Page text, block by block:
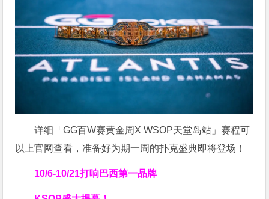
详细「GG百W赛黄金周X WSOP天堂岛站」赛程可
以上官网查看，准备好为期一周的扑克盛典即将登场！
10/6-10/21打响巴西第一品牌